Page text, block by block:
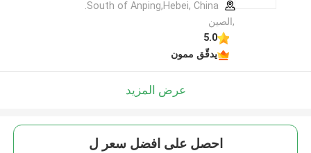
,الصين
5.0
يدقّق ممون
عرض المزيد
احصل على افضل سعر ل